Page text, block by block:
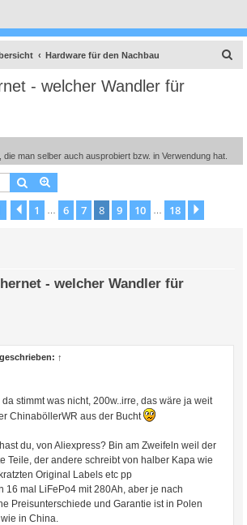
Hardware für den Nachbau
- welcher Wandler für
man selber auch ausprobiert bzw. in Verwendung hat.
Suche
Seite von 18
Vorherige
1 6 7 8 9 10 18
- welcher Wandler für
↑
stimmt was nicht, 200w..irre, das wäre ja weit
ChinaböllerWR aus der Bucht
du, von Aliexpress? Bin am Zweifeln weil der
Teile, der andere schreibt von halber Kapa wie
Original Labels etc pp
16 mal LiFePo4 mit 280Ah, aber je nach
Preisunterschiede und Garantie ist in Polen
in China.